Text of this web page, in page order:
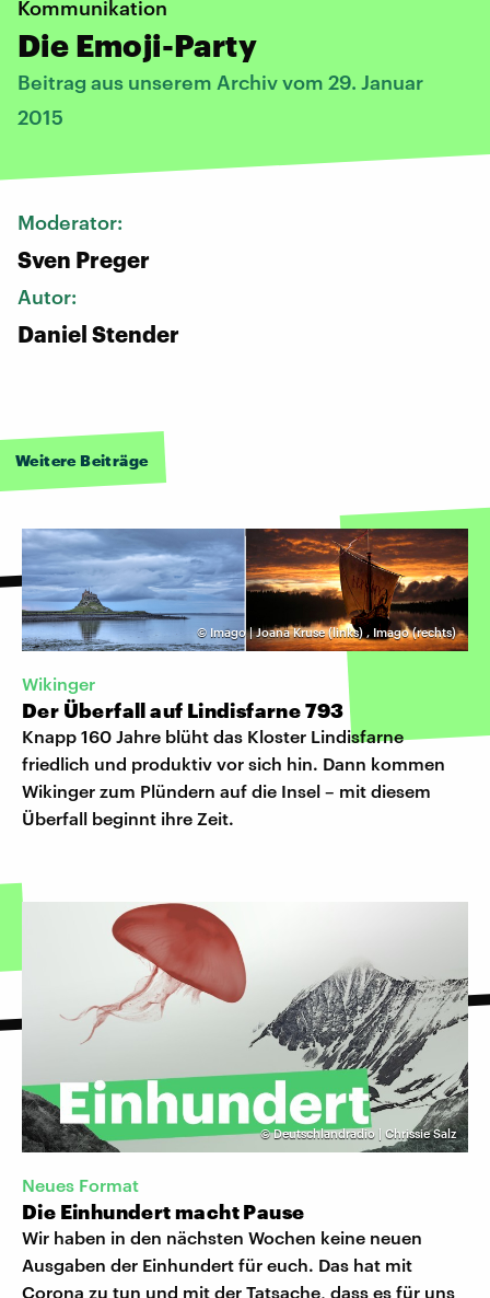
Kommunikation
Die Emoji-Party
Beitrag aus unserem Archiv vom 29. Januar
2015
Moderator:
Sven Preger
Autor:
Daniel Stender
Weitere Beiträge
© Imago | Joana Kruse (links) , Imago (rechts)
Wikinger
Der Überfall auf Lindisfarne 793
Knapp 160 Jahre blüht das Kloster Lindisfarne
friedlich und produktiv vor sich hin. Dann kommen
Wikinger zum Plündern auf die Insel – mit diesem
Überfall beginnt ihre Zeit.
©Deutschlandradio | Chrissie Salz
Neues Format
Die Einhundert macht Pause
Wir haben in den nächsten Wochen keine neuen
Ausgaben der Einhundert für euch. Das hat mit
Corona zu tun und mit der Tatsache, dass es für uns